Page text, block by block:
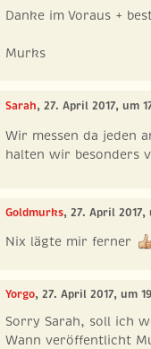
Danke im Voraus +
Murks
Sarah, 27. April 2017, um
Wir messen da jeden
halten wir besonders
Goldmurks, 27. April 2017,
Nix lägte mir ferner
Yorgo, 27. April 2017, um
Sorry Sarah, soll ich
Wann veröffentlicht